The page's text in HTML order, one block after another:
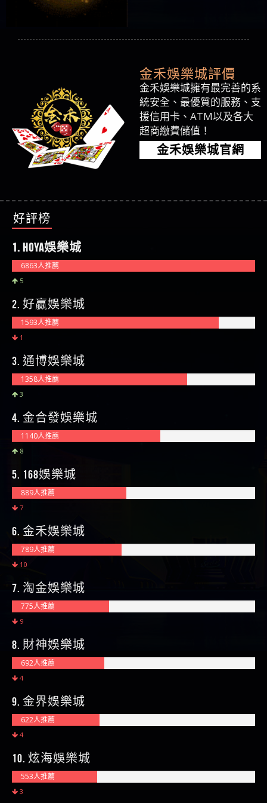
金禾娛樂城評價
金禾娛樂城擁有最完善的系
統安全、最優質的服務、支
援信用卡、ATM以及各大
超商繳費儲值！
金禾娛樂城官網
好評榜
1. HOYA娛樂城
6863人推薦
5
2. 好贏娛樂城
1593人推薦
1
3. 通博娛樂城
1358人推薦
3
4. 金合發娛樂城
1140人推薦
8
5. 168娛樂城
889人推薦
7
6. 金禾娛樂城
789人推薦
10
7. 淘金娛樂城
775人推薦
9
8. 財神娛樂城
692人推薦
4
9. 金界娛樂城
622人推薦
4
10. 炫海娛樂城
553人推薦
3